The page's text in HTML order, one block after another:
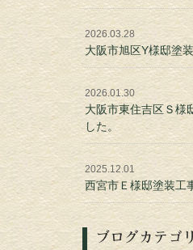
2026.03.28
大阪市旭区Y様邸塗
2026.01.30
大阪市東住吉区Ｓ様
した。
2025.12.01
西宮市Ｅ様邸塗装工
ブログカテゴ